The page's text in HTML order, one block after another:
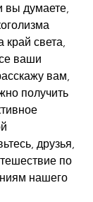
думаете,
света,
ваши
вам,
получить
друзья,
по
нашего